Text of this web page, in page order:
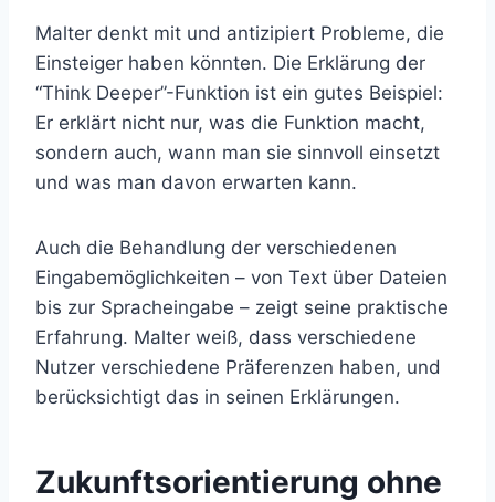
Malter denkt mit und antizipiert Probleme, die
Einsteiger haben könnten. Die Erklärung der
“Think Deeper”-Funktion ist ein gutes Beispiel:
Er erklärt nicht nur, was die Funktion macht,
sondern auch, wann man sie sinnvoll einsetzt
und was man davon erwarten kann.
Auch die Behandlung der verschiedenen
Eingabemöglichkeiten – von Text über Dateien
bis zur Spracheingabe – zeigt seine praktische
Erfahrung. Malter weiß, dass verschiedene
Nutzer verschiedene Präferenzen haben, und
berücksichtigt das in seinen Erklärungen.
Zukunftsorientierung ohne